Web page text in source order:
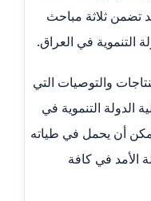
تضمن ثلاثة مباحث
التنموية في العراق.
والتوصيات التي
الدولة التنموية في
يمكن أن يحمل في طياته
الأمد في كافة